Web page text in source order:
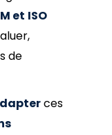
et ISO
de
ces